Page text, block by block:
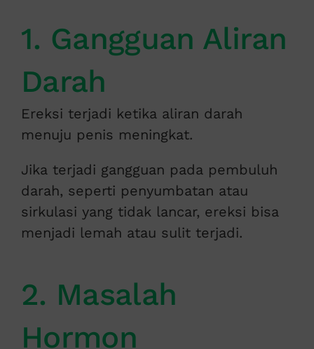
1. Gangguan Aliran
Darah
Ereksi terjadi ketika aliran darah
menuju penis meningkat.
Jika terjadi gangguan pada pembuluh
darah, seperti penyumbatan atau
sirkulasi yang tidak lancar, ereksi bisa
menjadi lemah atau sulit terjadi.
2. Masalah
Hormon